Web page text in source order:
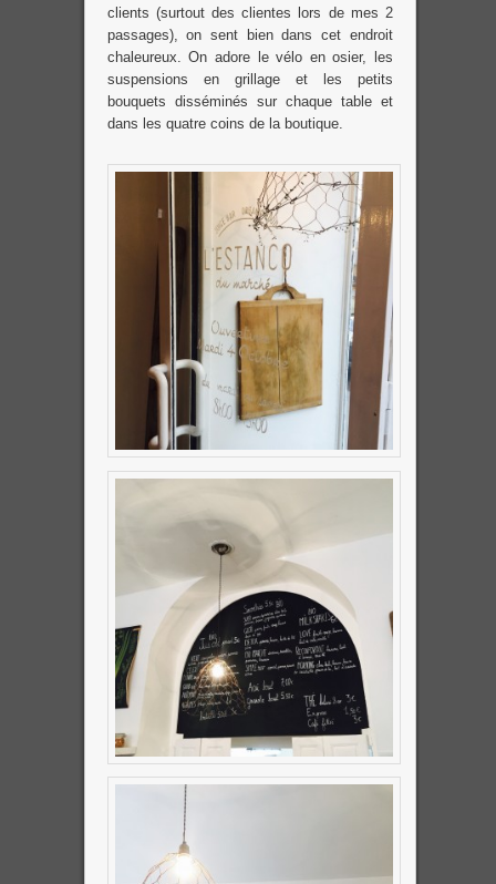
clients (surtout des clientes lors de mes 2
passages), on sent bien dans cet endroit
chaleureux. On adore le vélo en osier, les
suspensions en grillage et les petits
bouquets disséminés sur chaque table et
dans les quatre coins de la boutique.